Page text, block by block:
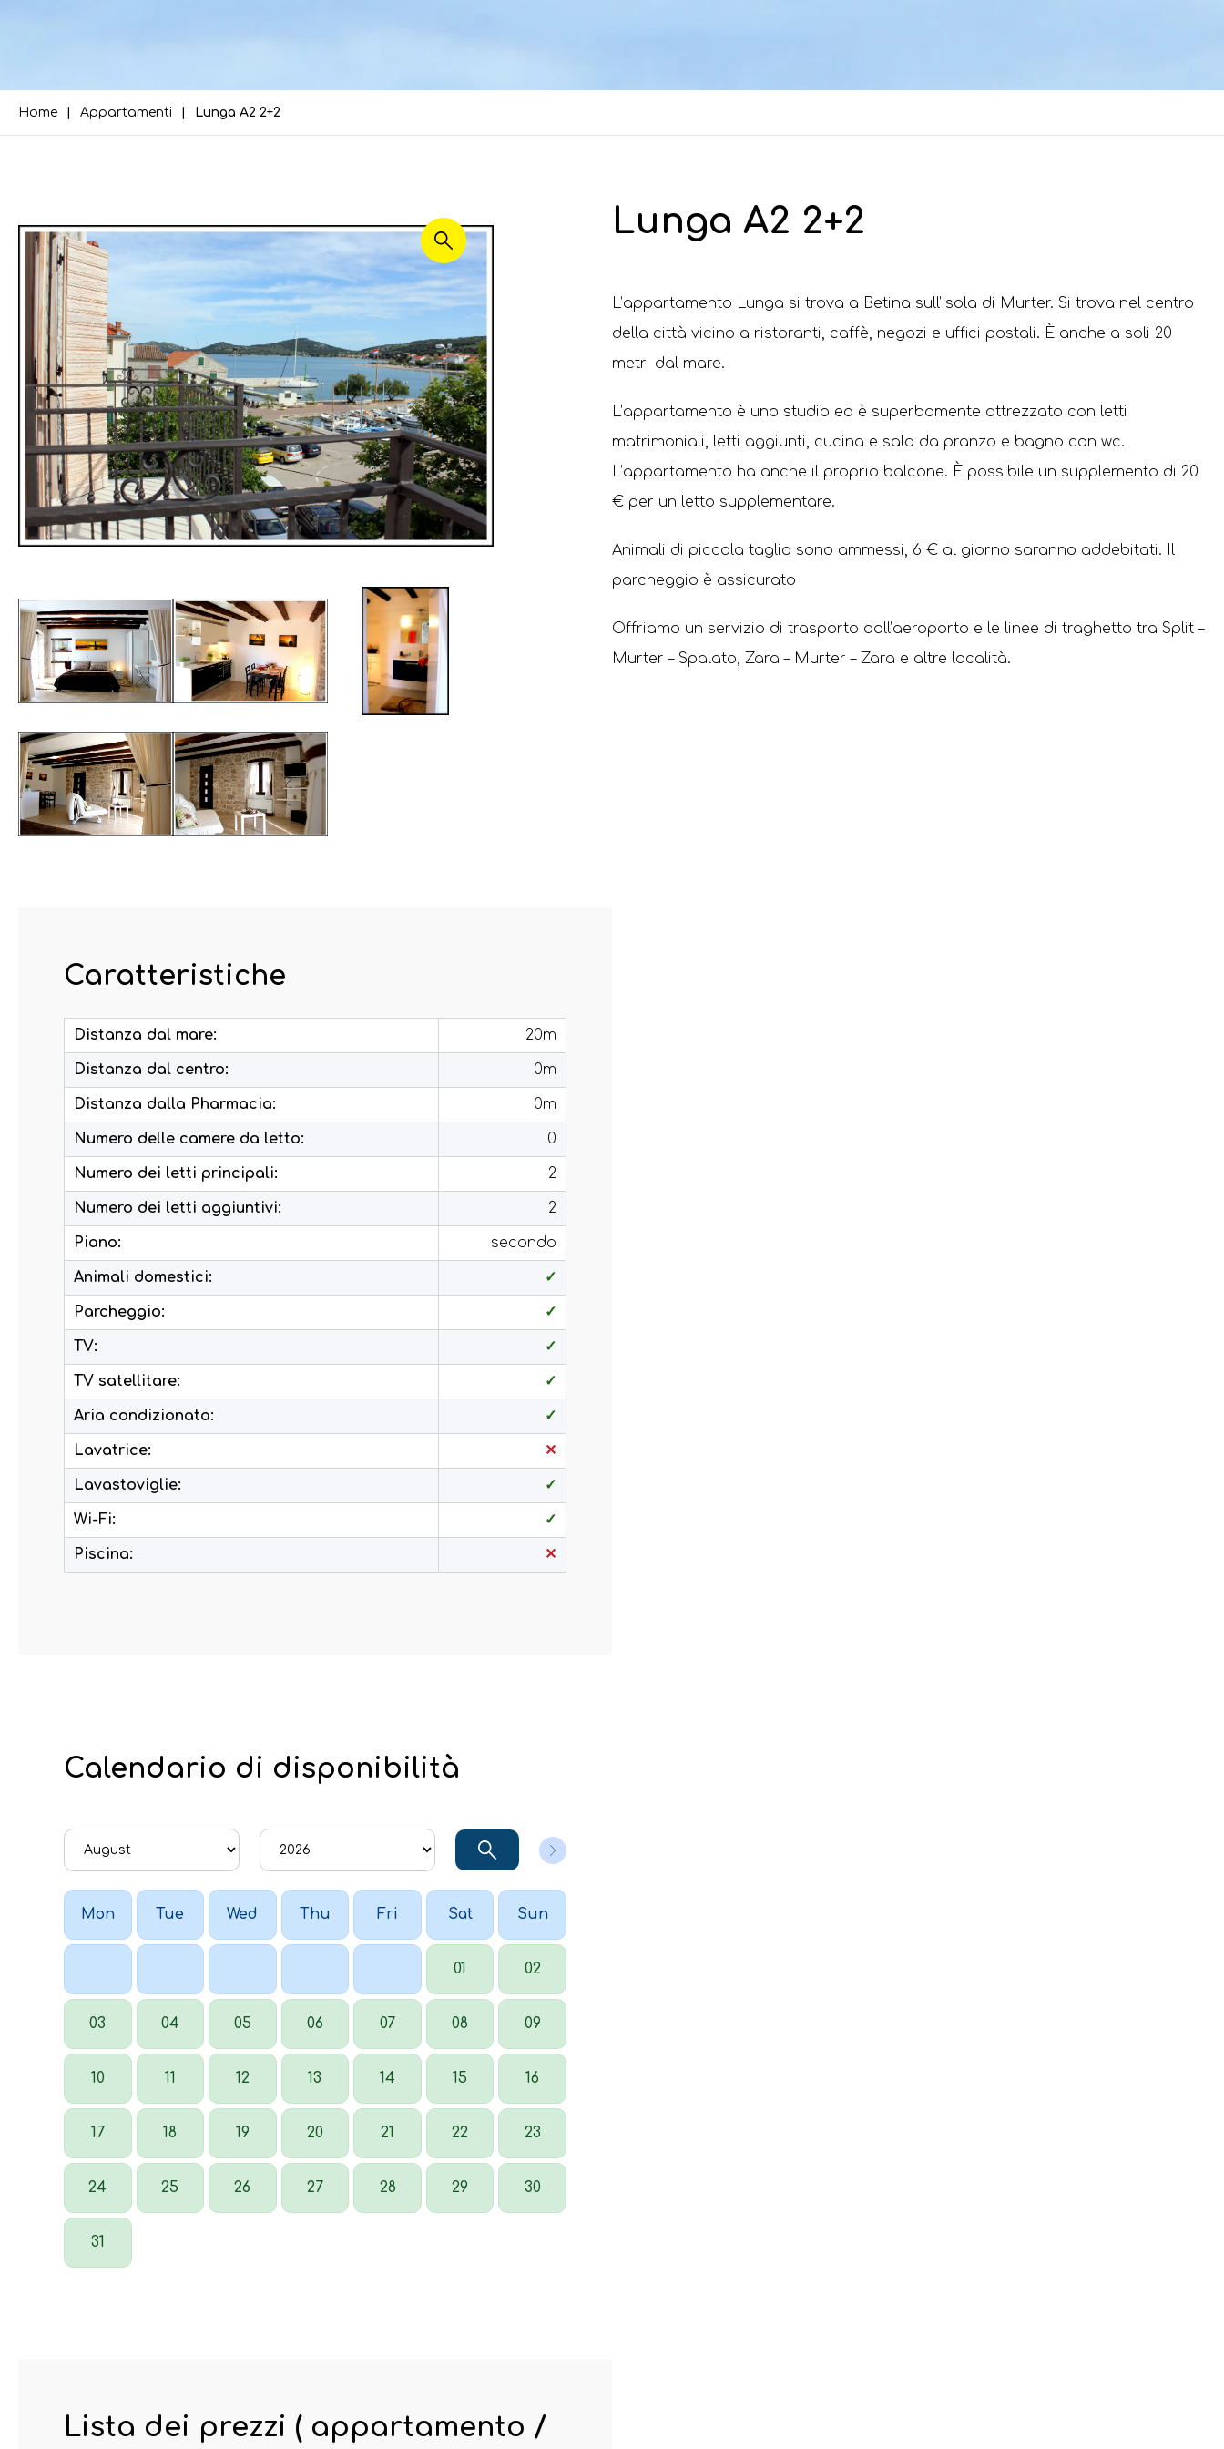
Home Appartamenti Lunga A2 2+2
Lunga A2 2+2
L’appartamento Lunga si trova a Betina sull’isola di Murter. Si trova nel centro
della città vicino a ristoranti, caffè, negozi e uffici postali. È anche a soli 20
metri dal mare.
L’appartamento è uno studio ed è superbamente attrezzato con letti
matrimoniali, letti aggiunti, cucina e sala da pranzo e bagno con wc.
L’appartamento ha anche il proprio balcone. È possibile un supplemento di 20
€ per un letto supplementare.
Animali di piccola taglia sono ammessi, 6 € al giorno saranno addebitati. Il
parcheggio è assicurato
Offriamo un servizio di trasporto dall’aeroporto e le linee di traghetto tra Split –
Murter – Spalato, Zara – Murter – Zara e altre località.
Caratteristiche
Distanza dal mare: 20m
Distanza dal centro: 0m
Distanza dalla Pharmacia: 0m
Numero delle camere da letto: 0
Numero dei letti principali: 2
Numero dei letti aggiuntivi: 2
Piano: secondo
Animali domestici: ✓
Parcheggio: ✓
TV: ✓
TV satellitare: ✓
Aria condizionata: ✓
Lavatrice: ✕
Lavastoviglie: ✓
Wi-Fi: ✓
Piscina: ✕
Calendario di disponibilità
Mon Tue Wed Thu Fri Sat Sun
01 02
03 04 05 06 07 08 09
10 11 12 13 14 15 16
17 18 19 20 21 22 23
24 25 26 27 28 29 30
31
Lista dei prezzi ( appartamento /